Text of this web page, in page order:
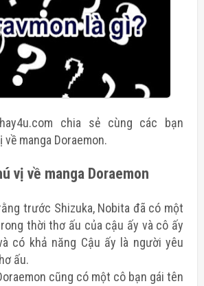
chia sẻ cùng các bạn
manga Doraemon.
vị về manga Doraemon
trước Shizuka, Nobita đã có một
thời thơ ấu của cậu ấy và cô ấy
có khả năng Cậu ấy là người yêu
ấu.
cũng có một cô bạn gái tên